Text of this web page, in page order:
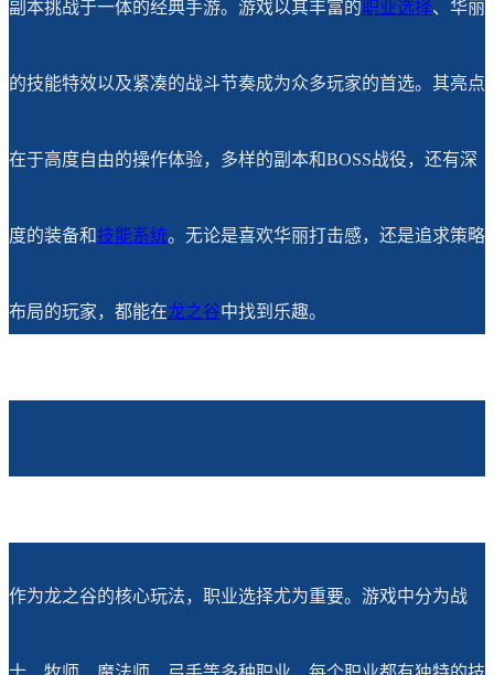
副本挑战于一体的经典手游。游戏以其丰富的职业选择、华丽
的技能特效以及紧凑的战斗节奏成为众多玩家的首选。其亮点
在于高度自由的操作体验，多样的副本和BOSS战役，还有深
度的装备和技能系统。无论是喜欢华丽打击感，还是追求策略
布局的玩家，都能在龙之谷中找到乐趣。
作为龙之谷的核心玩法，职业选择尤为重要。游戏中分为战